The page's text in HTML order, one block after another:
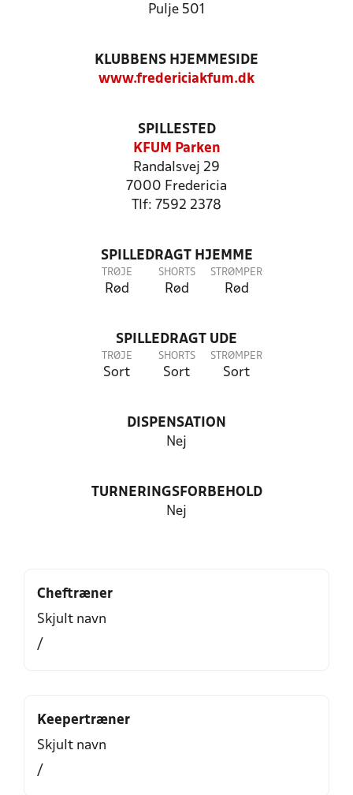
Pulje 501
KLUBBENS HJEMMESIDE
www.fredericiakfum.dk
SPILLESTED
KFUM Parken
Randalsvej 29
7000 Fredericia
Tlf: 7592 2378
SPILLEDRAGT HJEMME
TRØJE
Rød
SHORTS
Rød
STRØMPER
Rød
SPILLEDRAGT UDE
TRØJE
Sort
SHORTS
Sort
STRØMPER
Sort
DISPENSATION
Nej
TURNERINGSFORBEHOLD
Nej
Cheftræner
Skjult navn
/
Keepertræner
Skjult navn
/